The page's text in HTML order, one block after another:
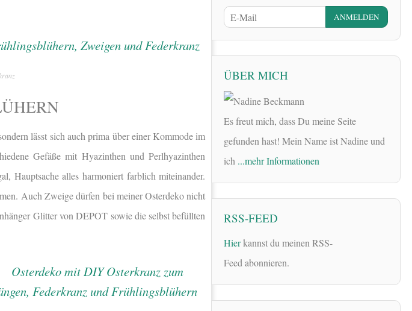
lässt sich auch prima über einer Kommode im
Gefäße mit Hyazinthen und Perlhyazinthen
Hauptsache alles harmoniert farblich miteinander.
Auch Zweige dürfen bei meiner Osterdeko nicht
Glitter von DEPOT sowie die selbst befüllten
ÜBER MICH
Es freut mich, dass Du meine Seite
gefunden hast! Mein Name ist Nadine und
ich ...mehr Informationen
RSS-FEED
Hierkannst du meinen RSS-
Feed abonnieren.